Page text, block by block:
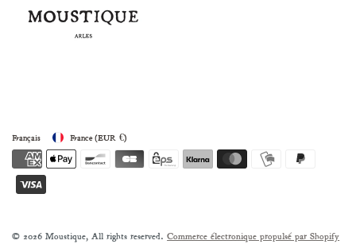
Français France(EUR €)
© 2026 Moustique, All rights reserved.Commerce électronique propulsé par Shopify